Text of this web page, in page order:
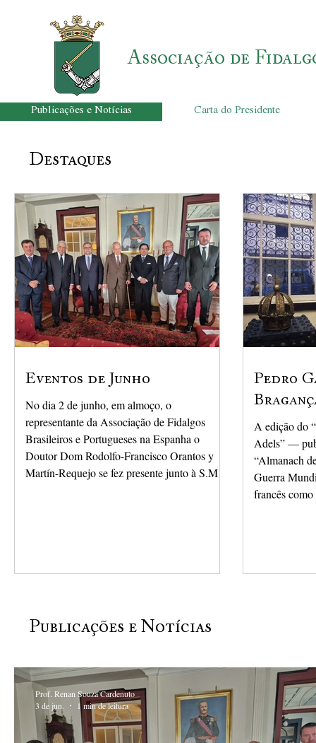
Associação de
Publicações e Notícias Carta do Presidente
Destaques
Eventos de Junho
No dia 2 de junho, em almoço, o
representante da Associação de Fidalgos
Brasileiros e Portugueses na Espanha o
Doutor Dom Rodolfo-Francisco Orantos y
Martín-Requejo se fez presente junto à S.M.I.
Pedro
A edição do
Adels” —
“Almanach
Guerra
francês
datada de 5
Prof. Renan Souza Cardenuto
3 de jun.
1 min de leitura
Publicações e Notícias